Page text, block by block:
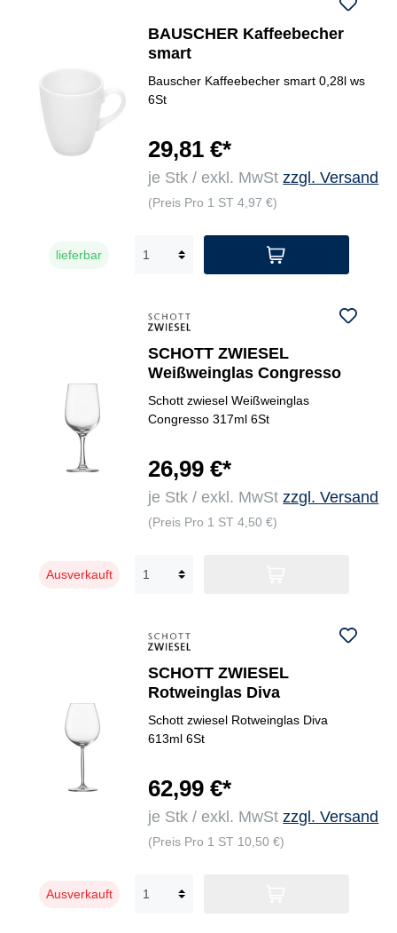
BAUSCHER Kaffeebecher
smart
Bauscher Kaffeebecher smart 0,28l ws
6St
29,81 €*
je Stk / exkl. MwStzzgl. Versand
(Preis Pro 1 ST 4,97 €)
lieferbar
SCHOTT ZWIESEL
Weißweinglas Congresso
Schott zwiesel Weißweinglas
Congresso 317ml 6St
26,99 €*
je Stk / exkl. MwStzzgl. Versand
(Preis Pro 1 ST 4,50 €)
Ausverkauft
SCHOTT ZWIESEL
Rotweinglas Diva
Schott zwiesel Rotweinglas Diva
613ml 6St
62,99 €*
je Stk / exkl. MwStzzgl. Versand
(Preis Pro 1 ST 10,50 €)
Ausverkauft